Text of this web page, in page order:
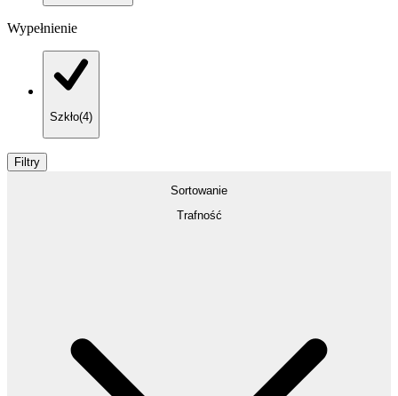
Wypełnienie
Szkło(4)
Filtry
Sortowanie
Trafność